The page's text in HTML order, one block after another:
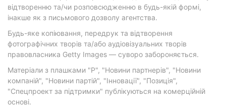
відтворенню та/чи розповсюдженню в будь-якій формі,
інакше як з письмового дозволу агентства.
Будь-яке копіювання, передрук та відтворення
фотографічних творів та/або аудіовізуальних творів
правовласника Getty Images — суворо забороняється.
Матеріали з плашками "Р", "Новини партнерів", "Новини
компаній", "Новини партій", "Інновації", "Позиція",
"Спецпроект за підтримки" публікуються на комерційній
основі.